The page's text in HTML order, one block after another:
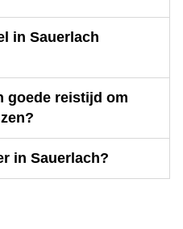
in Sauerlach
goede reistijd om
in Sauerlach?